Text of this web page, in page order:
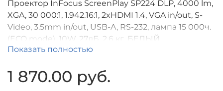
Проектор InFocus ScreenPlay SP224 DLP, 4000 lm,
XGA, 30 000:1, 1.942.16:1, 2xHDMI 1.4, VGA in/out, S-
Video, 3.5mm in/out, USB-A, RS-232, лампа 15 000ч.
(ECO mode), 10W, 27дБ, 2,6 кг, БЕЛЫЙ
Показать полностью
1 870.00 руб.